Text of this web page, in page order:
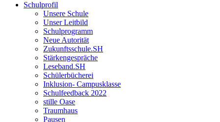
Schulprofil
Unsere Schule
Unser Leitbild
Schulprogramm
Neue Autorität
Zukunftsschule.SH
Stärkengespräche
Leseband.SH
Schülerbücherei
Inklusion- Campusklasse
Schulfeedback 2022
stille Oase
Traumhaus
Pausen